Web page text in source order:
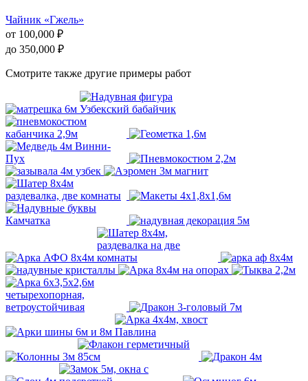
Чайник «Гжель»
от 100,000 ₽
до 350,000 ₽
Смотрите также другие примеры работ